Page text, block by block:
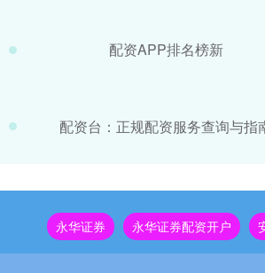
配资APP排名榜新
配资台：正规配资服务查询与指
永华证券 永华证券配资开户